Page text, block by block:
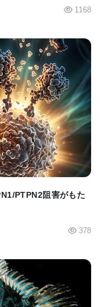
した。彼は、ウイ
た。
症を予防・治療
可能性がありま
イルスに対する
ません。
ウメオ大学と
よって資金提供
1168
PTPN2阻害がもた
378